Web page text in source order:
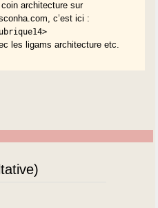
coin architecture sur
c’est ici :
les ligams architecture etc.